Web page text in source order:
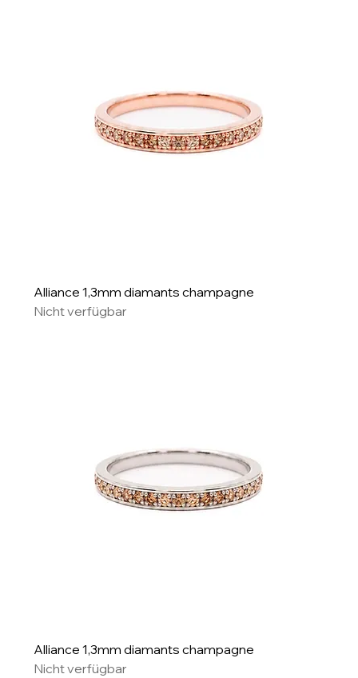
Alliance 1,3mm diamants champagne
Nicht verfügbar
Alliance 1,3mm diamants champagne
Nicht verfügbar